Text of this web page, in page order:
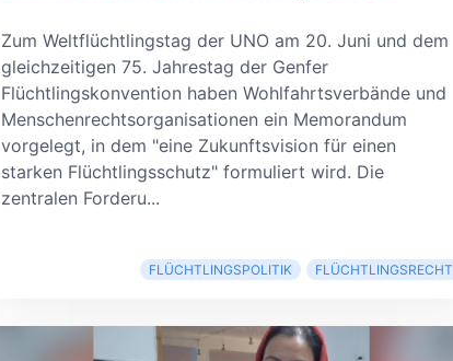
Zum Weltflüchtlingstag der UNO am 20. Juni und dem
gleichzeitigen 75. Jahrestag der Genfer
Flüchtlingskonvention haben Wohlfahrtsverbände und
Menschenrechtsorganisationen ein Memorandum
vorgelegt, in dem "eine Zukunftsvision für einen
starken Flüchtlingsschutz" formuliert wird. Die
zentralen Forderu...
FLÜCHTLINGSPOLITIK FLÜCHTLINGSRECHT